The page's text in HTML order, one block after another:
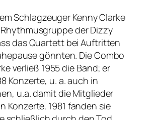
Schlagzeuger Kenny Clarke
der Dizzy
das Quartett bei Auftritten
gönnten. Die Combo
verließ 1955 die Band; er
Konzerte, u. a. auch in
u.a. damit die Mitglieder
1981 fanden sie